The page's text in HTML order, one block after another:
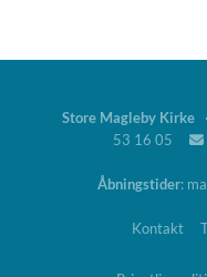
Store Magleby Kirke
53 16 05

Åbningstider:
Kontakt